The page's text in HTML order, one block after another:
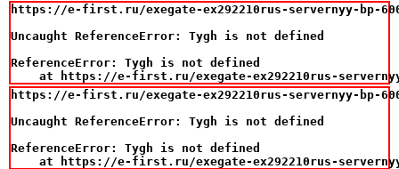
https://e-first.ru/exegate-ex292210rus-servernyy-bp-
Uncaught ReferenceError: Tygh is not defined
ReferenceError: Tygh is not defined
at https://e-first.ru/exegate-ex292210rus-
https://e-first.ru/exegate-ex292210rus-servernyy-bp-
Uncaught ReferenceError: Tygh is not defined
ReferenceError: Tygh is not defined
at https://e-first.ru/exegate-ex292210rus-